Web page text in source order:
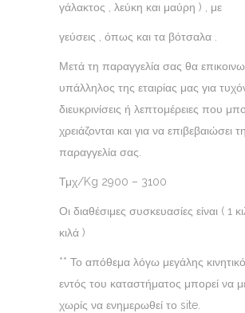
γάλακτος , λεύκη και μαύρη ) , με
γεύσεις , όπως και τα βότσαλα .
Μετά τη παραγγελία σας θα
υπάλληλος της εταιρίας μας για
διευκρινίσεις ή λεπτομέρειες που
χρειάζονται και για να επιβεβαιώσει τη
παραγγελία σας.
Τμχ/Kg 2900 – 3100
Οι διαθέσιμες συσκευασίες είναι ( 1
κιλά )
** Το απόθεμα λόγω μεγάλης
εντός του καταστήματος μπορεί να
χωρίς να ενημερωθεί το site.